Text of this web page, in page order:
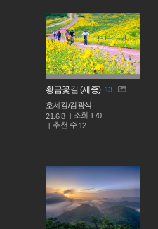
황금꽃길 (세종) 13
호세김/김광식
21.6.8
조회 170
추천 수 12